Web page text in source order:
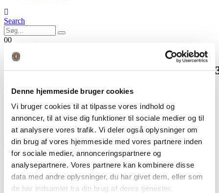
Denne hjemmeside bruger cookies
Vi bruger cookies til at tilpasse vores indhold og
annoncer, til at vise dig funktioner til sociale medier og til
at analysere vores trafik. Vi deler også oplysninger om
din brug af vores hjemmeside med vores partnere inden
for sociale medier, annonceringspartnere og
analysepartnere. Vores partnere kan kombinere disse
data med andre oplysninger, du har givet dem, eller som
de har indsamlet fra din brug af deres tjenester.
Search
00
FADB
328494179_1393893057810398_5543583263711479900_n
pause
Træk og slip